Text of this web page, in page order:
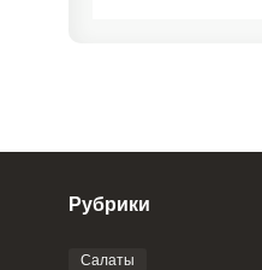
Рубрики
Салаты